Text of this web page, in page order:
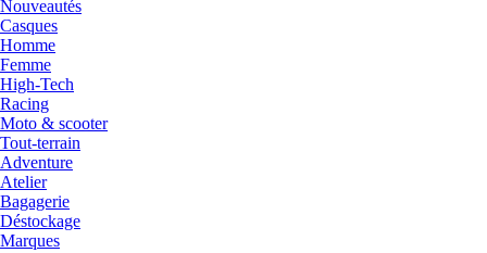
Nouveautés
Casques
Homme
Femme
High-Tech
Racing
Moto & scooter
Tout-terrain
Adventure
Atelier
Bagagerie
Déstockage
Marques